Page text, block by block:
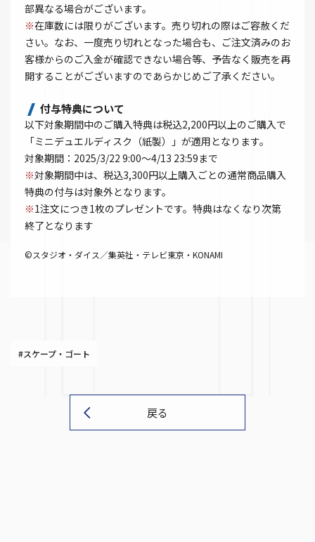
部異なる場合がございます。
※在庫数には限りがございます。売り切れの際はご容赦くだ
さい。なお、一度売り切れとなった場合も、ご注文済みのお
客様からのご入金が確認できない場合等、予告なく販売を再
開することがございますのであらかじめご了承ください。
付与特典について
以下対象期間中のご購入特典は税込2,200円以上のご購入で
「ミニデュエルディスク（紙製）」が適用となります。
対象期間：2025/3/22 9:00～4/13 23:59まで
※対象期間中は、税込3,300円以上購入ごとの通常商品購入
特典の付与は対象外となります。
※1注文につき1枚のプレゼントです。特典はなくなり次第
終了となります
©スタジオ・ダイス／集英社・テレビ東京・KONAMI
#スケープ・ゴート
戻る